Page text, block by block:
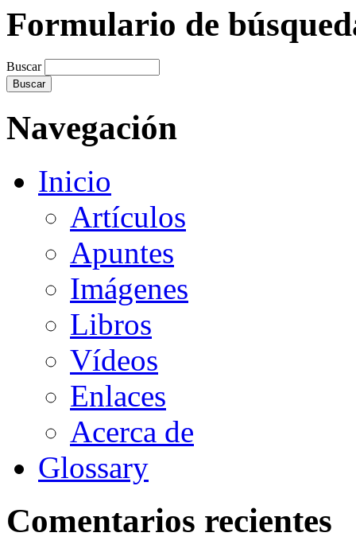
Formulario de
Buscar
Navegación
Inicio
Artículos
Apuntes
Imágenes
Libros
Vídeos
Enlaces
Acerca de
Glossary
Comentarios recientes